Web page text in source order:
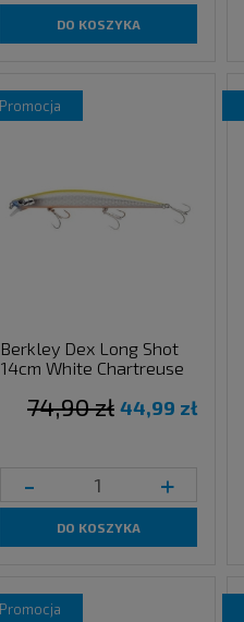
DO KOSZYKA
Berkley Dex Long Shot
14cm White Chartreuse
44,99 zł
74,90 zł
- +
DO KOSZYKA
promocja
promocja